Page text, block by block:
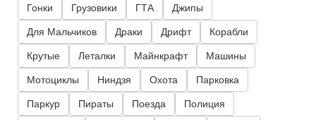
Гонки Грузовики ГТА Джипы
Для Мальчиков Драки Дрифт Корабли
Крутые Леталки Майнкрафт Машины
Мотоциклы Ниндзя Охота Парковка
Паркур Пираты Поезда Полиция